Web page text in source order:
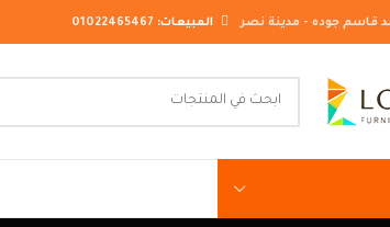
المبيعات: 01022465467